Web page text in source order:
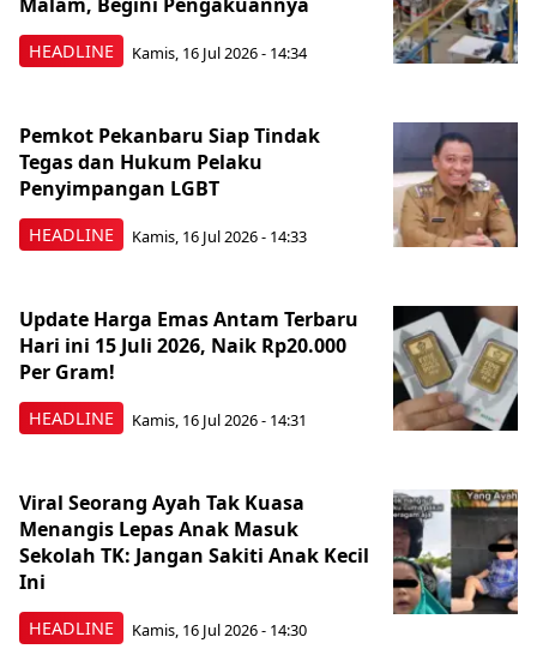
HEADLINE Kamis, 16 Jul 2026 - 14:34
HEADLINE
Pemkot Pekanbaru Siap Tindak
Tegas dan Hukum Pelaku
Penyimpangan LGBT
Kamis, 16 Jul 2026 - 14:33
HEADLINE
Update Harga Emas Antam Terbaru
Hari ini 15 Juli 2026, Naik Rp20.000
Per Gram!
Kamis, 16 Jul 2026 - 14:31
HEADLINE
Viral Seorang Ayah Tak Kuasa
Menangis Lepas Anak Masuk
Sekolah TK: Jangan Sakiti Anak Kecil
Ini
Kamis, 16 Jul 2026 - 14:30